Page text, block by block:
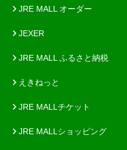
JRE MALL オーダー
JEXER
JRE MALL ふるさと納税
えきねっと
JRE MALLチケット
JRE MALLショッピング